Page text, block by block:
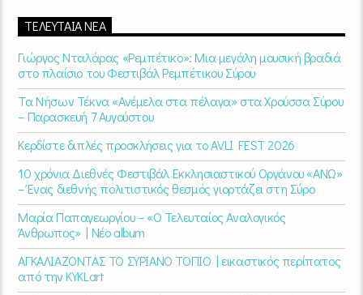
ΤΕΛΕΥΤΑΊΑ ΝΈΑ
Γιώργος Νταλάρας «Ρεμπέτικο»: Μια μεγάλη μουσική βραδιά
στο πλαίσιο του Φεστιβάλ Ρεμπέτικου Σύρου
Τα Νήσων Τέκνα «Ανέμελα στα πέλαγα» στα Χρούσσα Σύρου
– Παρασκευή 7 Αυγούστου
Κερδίστε διπλές προσκλήσεις για το AVLI FEST 2026
10 χρόνια Διεθνές Φεστιβάλ Εκκλησιαστικού Οργάνου «ΑΝΩ»
– Ένας διεθνής πολιτιστικός θεσμός γιορτάζει στη Σύρο​
Μαρία Παπαγεωργίου – «Ο Τελευταίος Αναλογικός
Άνθρωπος» | Νέο album
ΑΓΚΑΛΙΑΖΟΝΤΑΣ ΤΟ ΣΥΡΙΑΝΟ ΤΟΠΙΟ | εικαστικός περίπατος
από την KYKLart